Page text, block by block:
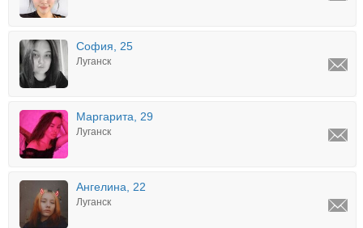
София, 25
Луганск
Маргарита, 29
Луганск
Ангелина, 22
Луганск